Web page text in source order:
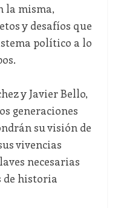
la misma,
y desafíos que
político a lo
y Javier Bello,
generaciones
su visión de
vivencias
necesarias
de historia